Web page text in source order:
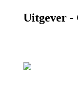
Uitgever -